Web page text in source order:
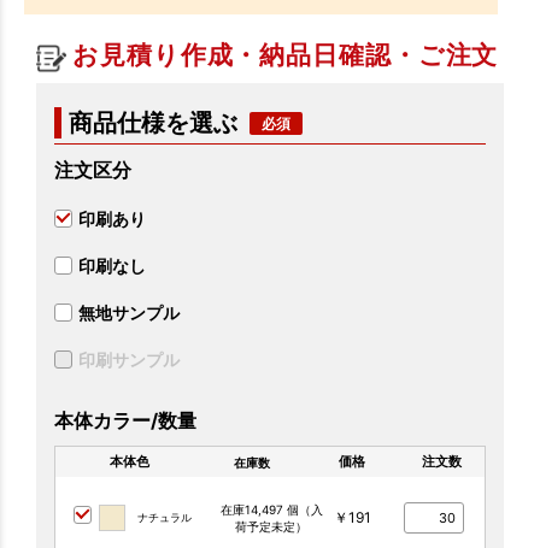
お見積り作成・納品日確認・ご注文
商品仕様を選ぶ
注文区分
印刷あり
印刷なし
無地サンプル
印刷サンプル
本体カラー/数量
本体色 在庫数 価格 注文数
ナチュラル
在庫14,497 個（入
荷予定未定）
￥191